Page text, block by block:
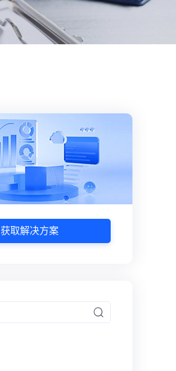
获取解决方案